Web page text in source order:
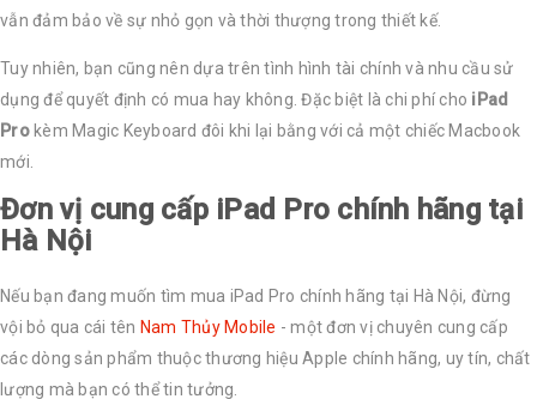
vẫn đảm bảo về sự nhỏ gọn và thời thượng trong thiết kế.
Tuy nhiên, bạn cũng nên dựa trên tình hình tài chính và nhu cầu sử
dụng để quyết định có mua hay không. Đặc biệt là chi phí cho iPad
Prokèm Magic Keyboard đôi khi lại bằng với cả một chiếc Macbook
mới.
Đơn vị cung cấp iPad Pro chính hãng tại
Hà Nội
Nếu bạn đang muốn tìm mua iPad Pro chính hãng tại Hà Nội, đừng
vội bỏ qua cái tên Nam Thủy Mobile - một đơn vị chuyên cung cấp
các dòng sản phẩm thuộc thương hiệu Apple chính hãng, uy tín, chất
lượng mà bạn có thể tin tưởng.